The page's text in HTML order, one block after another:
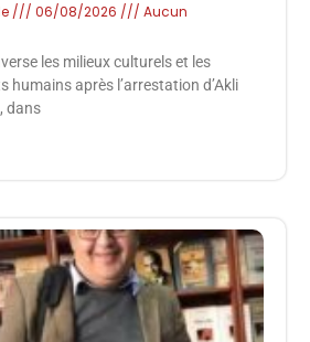
06/08/2026
Aucun
les milieux culturels et les
humains après l’arrestation d’Akli
dans